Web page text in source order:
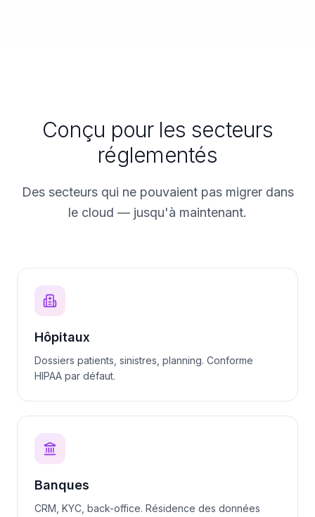
Conçu pour les secteurs
réglementés
Des secteurs qui ne pouvaient pas migrer dans
le cloud — jusqu'à maintenant.
Hôpitaux
Dossiers patients, sinistres, planning. Conforme
HIPAA par défaut.
Banques
CRM, KYC, back-office. Résidence des données